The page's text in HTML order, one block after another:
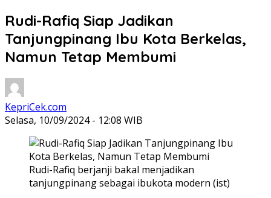
Rudi-Rafiq Siap Jadikan
Tanjungpinang Ibu Kota Berkelas,
Namun Tetap Membumi
KepriCek.com
Selasa, 10/09/2024 - 12:08 WIB
Rudi-Rafiq berjanji bakal menjadikan
tanjungpinang sebagai ibukota modern (ist)